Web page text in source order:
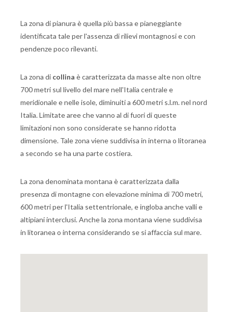
La zona di pianura è quella più bassa e pianeggiante
identificata tale per l'assenza di rilievi montagnosi e con
pendenze poco rilevanti.
La zona di collina è caratterizzata da masse alte non oltre
700 metri sul livello del mare nell'Italia centrale e
meridionale e nelle isole, diminuiti a 600 metri s.l.m. nel nord
Italia. Limitate aree che vanno al di fuori di queste
limitazioni non sono considerate se hanno ridotta
dimensione. Tale zona viene suddivisa in interna o litoranea
a secondo se ha una parte costiera.
La zona denominata montana è caratterizzata dalla
presenza di montagne con elevazione minima di 700 metri,
600 metri per l'Italia settentrionale, e ingloba anche valli e
altipiani interclusi. Anche la zona montana viene suddivisa
in litoranea o interna considerando se si affaccia sul mare.